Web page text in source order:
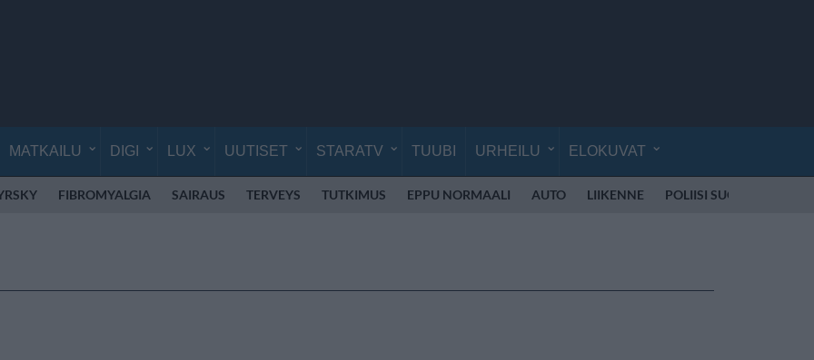
MATKAILU DIGI LUX UUTISET STARATV TUUBI URHEILU ELOKUVAT
FIBROMYALGIA SAIRAUS TERVEYS TUTKIMUS EPPU NORMAALI AUTO LIIKENNE POLIISI SUOMI